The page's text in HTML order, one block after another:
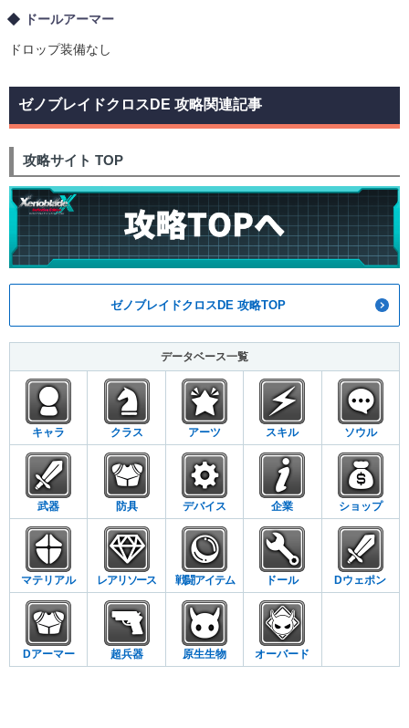
ドールアーマー
ドロップ装備なし
ゼノブレイドクロスDE 攻略関連記事
攻略サイト TOP
ゼノブレイドクロスDE 攻略TOP
データベース一覧
キャラ クラス アーツ スキル ソウル
武器 防具 デバイス 企業 ショップ
マテリアル レアリソース 戦闘アイテム ドール Dウェポン
Dアーマー 超兵器 原生生物 オーバード